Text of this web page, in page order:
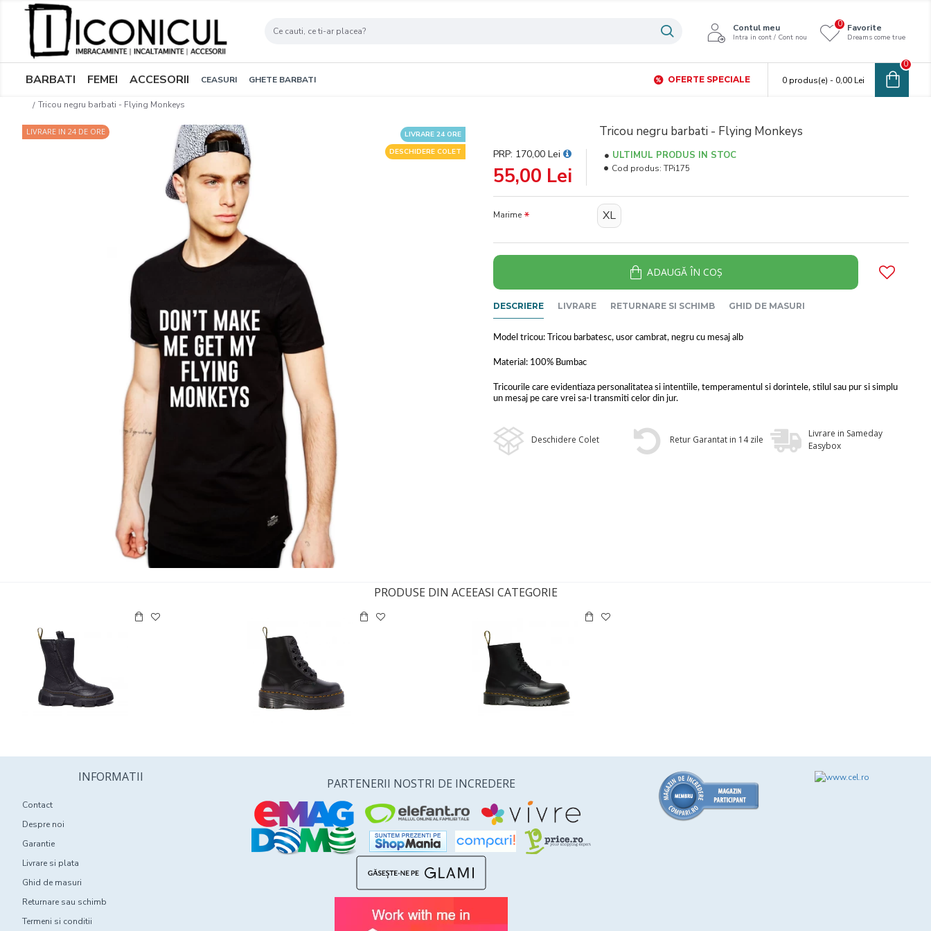
Contul meu
Intra in cont / Cont nou
Favorite
Dreams come true
0
BARBATI FEMEI ACCESORII CEASURI GHETE BARBATI OFERTE SPECIALE 0 produs(e) - 0,00 Lei
0
Tricou negru barbati - Flying Monkeys
DESCHIDERE COLET
LIVRARE 24 ORE
LIVRARE IN 24 DE ORE Tricou negru barbati - Flying Monkeys
55,00 Lei
PRP: 170,00 Lei ULTIMUL PRODUS IN STOC
Cod produs: TPi175
Marime XL
ADAUGĂ ÎN COŞ
DESCRIERE LIVRARE RETURNARE SI SCHIMB GHID DE MASURI
Model tricou: Tricou barbatesc, usor cambrat, negru cu mesaj alb
Material: 100% Bumbac
Tricourile care evidentiaza personalitatea si intentiile, temperamentul si dorintele, stilul sau pur si simplu
un mesaj pe care vrei sa-l transmiti celor din jur.
Deschidere Colet Retur Garantat in 14 zile
Livrare in Sameday
Easybox
PRODUSE DIN ACEEASI CATEGORIE
INFORMATII
Contact
Despre noi
Garantie
Livrare si plata
Ghid de masuri
Returnare sau schimb
Termeni si conditii
PARTENERII NOSTRI DE INCREDERE